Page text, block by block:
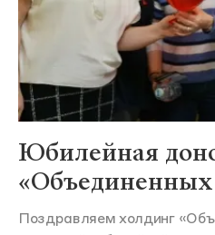
Юбилейная
Поздравляем холдинг